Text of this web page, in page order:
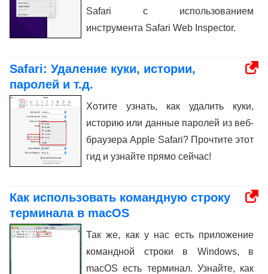
Safari с использованием
инструмента Safari Web Inspector.
Safari: Удаление куки, истории,
паролей и т.д.
Хотите узнать, как удалить куки,
историю или данные паролей из веб-
браузера Apple Safari? Прочтите этот
гид и узнайте прямо сейчас!
Как использовать командную строку
терминала в macOS
Так же, как у нас есть приложение
командной строки в Windows, в
macOS есть терминал. Узнайте, как